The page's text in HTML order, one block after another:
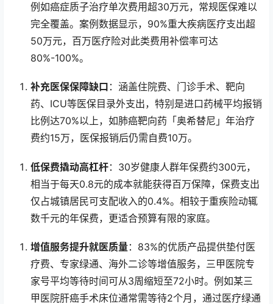
例如癌症质子治疗单次费用超30万元，常规医保难以
完全覆盖。案例数据显示，90%重大疾病医疗支出超
50万元，百万医疗险对此类费用补偿率可达
80%-100%。
补充医保保障缺口 ：涵盖住院费、门诊手术、靶向
药、ICU等医保目录外支出，特别是进口药械平均报销
比例达70%以上，如肺癌靶向药「奥希替尼」年治疗
费约15万，医保报销后仍需自费10万。
低保费撬动高杠杆：30岁健康人群年保费约300元，
相当于每天0.8元的成本就能获得百万保障，保费支出
仅占城镇居民可支配收入的0.4%。相较于重疾险动辄
数千元的年保费，更适合预算有限的家庭。
增值服务提升就医质量：83%的优质产品提供垫付医
疗费、专家绿通、海外二诊等增值服务，三甲医院专
家号平均等待时间可从3周缩短至72小时。例如某三
甲医院肝癌手术床位通常需等待2个月，通过医疗绿通